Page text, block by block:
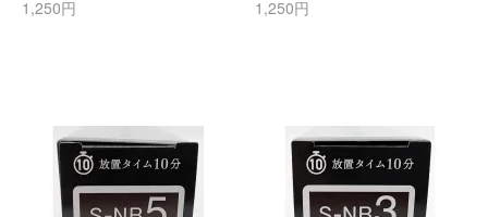
1,250円 1,250円